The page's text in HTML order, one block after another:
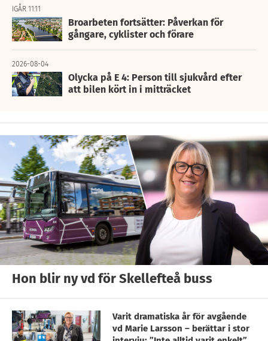
IGÅR 11:11
Broarbeten fortsätter: Påverkan för
gångare, cyklister och förare
2026-08-04
Olycka på E 4: Person till sjukvård efter
att bilen kört in i mitträcket
Hon blir ny vd för Skellefteå buss
Varit dramatiska år för avgående
vd Marie Larsson – berättar i stor